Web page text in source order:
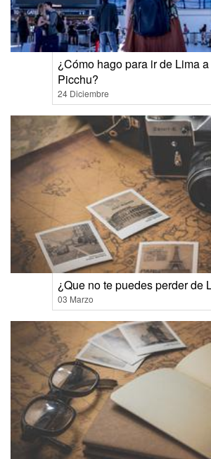
¿Cómo hago para ir de Lima
Picchu?
24 Diciembre
¿Que no te puedes perder de
03 Marzo